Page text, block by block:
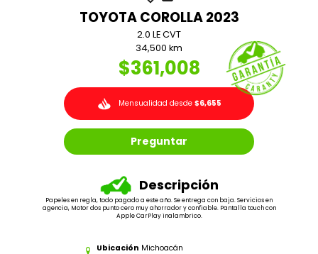
TOYOTA COROLLA 2023
2.0 LE CVT
34,500 km
$361,008
Mensualidad desde$6,655
Preguntar
Descripción
Papeles en regla, todo pagado a este año. Se entrega con baja. Servicios en
agencia, Motor dos punto cero muy ahorrador y confiable. Pantalla touch con
Apple CarPlay inalambrico.
Ubicación Michoacán